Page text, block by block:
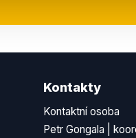
Kontakty
Kontaktní osoba
Petr Gongala |